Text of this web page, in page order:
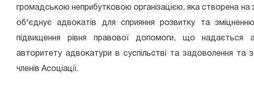
громадською неприбутковою організацією, яка створена на
об'єднує адвокатів для сприяння розвитку та
підвищення рівня правової допомоги, що надається
авторитету адвокатури в суспільстві та задоволення та
членів Асоціації.